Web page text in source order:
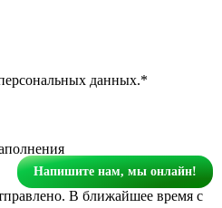
данных.*
В ближайшее время с
Напишите нам, мы онлайн!